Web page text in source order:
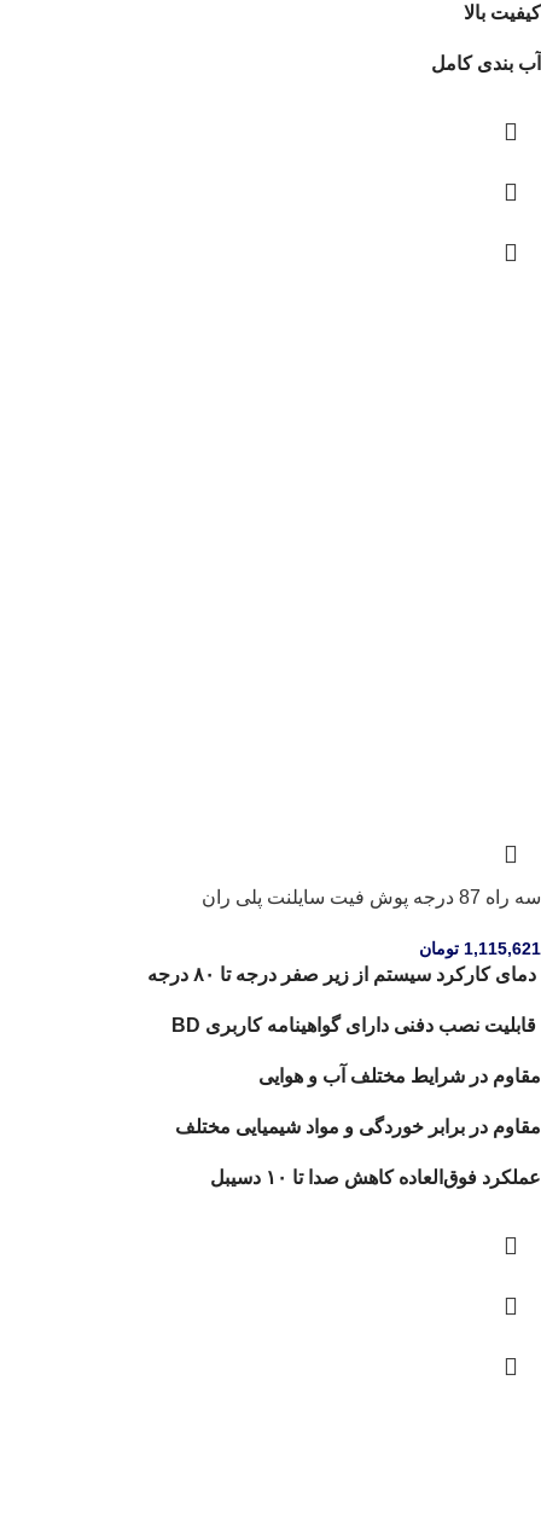
کیفیت بالا
آب بندی کامل
سه راه 87 درجه پوش فیت سایلنت پلی ران
1,115,621 تومان
دمای کارکرد سیستم از زیر صفر درجه تا ۸۰ درجه
قابلیت نصب دفنی دارای گواهینامه کاربری BD
مقاوم در شرایط مختلف آب و هوایی
مقاوم در برابر خوردگی و مواد شیمیایی مختلف
عملکرد فوق‌العاده کاهش صدا تا ۱۰ دسیبل